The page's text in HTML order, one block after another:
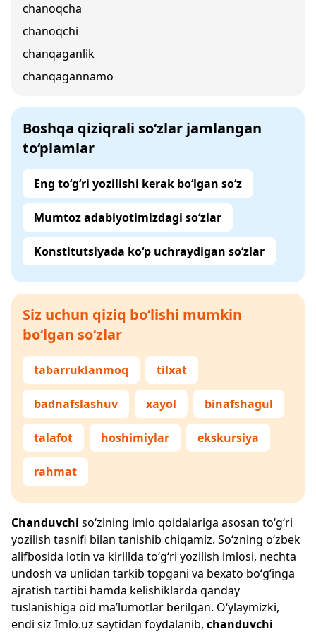
chanoqcha
chanoqchi
chanqaganlik
chanqagannamo
Boshqa qiziqrali so‘zlar jamlangan
to‘plamlar
Eng to‘g‘ri yozilishi kerak bo‘lgan so‘z
Mumtoz adabiyotimizdagi so‘zlar
Konstitutsiyada ko‘p uchraydigan so‘zlar
Siz uchun qiziq bo‘lishi mumkin
bo‘lgan so‘zlar
tabarruklanmoq tilxat
badnafslashuv xayol binafshagul
talafot hoshimiylar ekskursiya
rahmat
Chanduvchi so‘zining imlo qoidalariga asosan to‘g‘ri
yozilish tasnifi bilan tanishib chiqamiz. So‘zning o‘zbek
alifbosida lotin va kirillda to‘g‘ri yozilish imlosi, nechta
undosh va unlidan tarkib topgani va bexato bo‘g‘inga
ajratish tartibi hamda kelishiklarda qanday
tuslanishiga oid ma’lumotlar berilgan. O‘ylaymizki,
endi siz Imlo.uz saytidan foydalanib, chanduvchi